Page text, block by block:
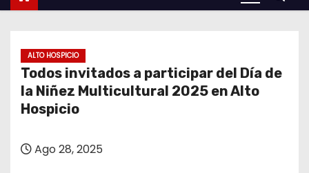
ALTO HOSPICIO
Todos invitados a participar del Día de
la Niñez Multicultural 2025 en Alto
Hospicio
Ago 28, 2025